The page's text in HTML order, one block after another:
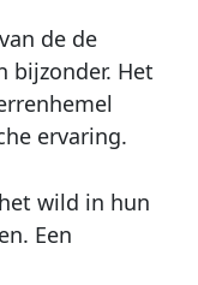
de de
bijzonder. Het
ervaring.
wild in hun
Een